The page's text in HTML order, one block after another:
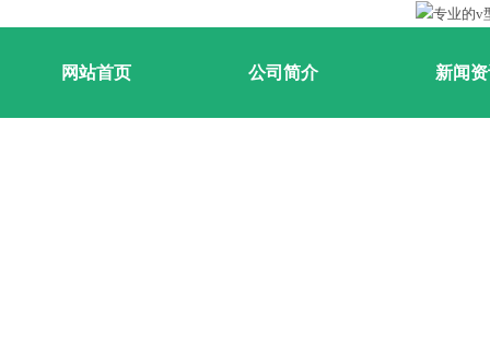
网站首页 公司简介 新闻